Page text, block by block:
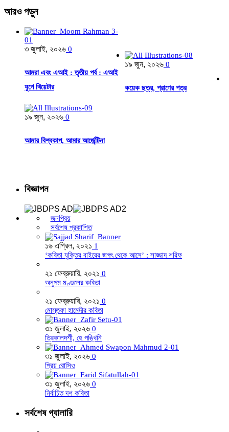
আরওপড়ুন
৩ জুলাই, ২০২৬ 0
আমরা এবং এআই : তৃতীয় পর্ব : এআই
যুগে থিয়েটার
১৯ জুন, ২০২৬ 0
কয়েক ছত্র, প্রাণের পত্র
১৯ জুন, ২০২৬ 0
আমার বিশ্বকাপ, আমার আর্জেন্টিনা
বিজ্ঞাপন
জনপ্রিয়
সর্বশেষ প্রকাশিত
১৬ এপ্রিল, ২০২১ 1
‘কবিতা যুক্তির বাইরের জগৎ থেকে আসে’ : সাজ্জাদ শরিফ
২১ ফেব্রুয়ারি, ২০২১ 0
অনুপম মণ্ডলের কবিতা
২১ ফেব্রুয়ারি, ২০২১ 0
মোস্তফা হামেদীর কবিতা
৩১ জুলাই, ২০২৬ 0
ত্রিকালদর্শী, হে পঙ্খিনি
৩১ জুলাই, ২০২৬ 0
প্রিয় রোসিও
৩১ জুলাই, ২০২৬ 0
নির্বাচিত দশ কবিতা
সর্বশেষ গ্যালারি